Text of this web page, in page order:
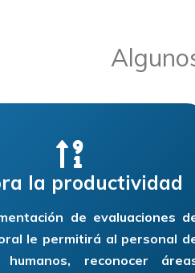
la productividad
de evaluaciones
le permitirá al personal
humanos, reconocer